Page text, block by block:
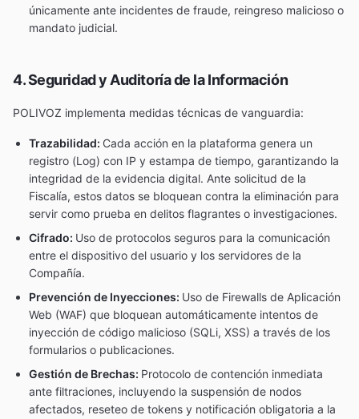
únicamente ante incidentes de fraude, reingreso malicioso o
mandato judicial.
4. Seguridad y Auditoría de la Información
POLIVOZ implementa medidas técnicas de vanguardia:
Trazabilidad: Cada acción en la plataforma genera un
registro (Log) con IP y estampa de tiempo, garantizando la
integridad de la evidencia digital. Ante solicitud de la
Fiscalía, estos datos se bloquean contra la eliminación para
servir como prueba en delitos flagrantes o investigaciones.
Cifrado: Uso de protocolos seguros para la comunicación
entre el dispositivo del usuario y los servidores de la
Compañía.
Prevención de Inyecciones: Uso de Firewalls de Aplicación
Web (WAF) que bloquean automáticamente intentos de
inyección de código malicioso (SQLi, XSS) a través de los
formularios o publicaciones.
Gestión de Brechas: Protocolo de contención inmediata
ante filtraciones, incluyendo la suspensión de nodos
afectados, reseteo de tokens y notificación obligatoria a la